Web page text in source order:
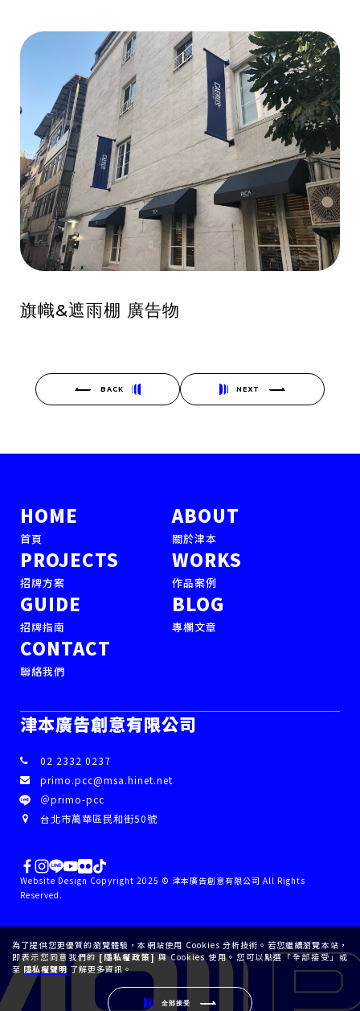
旗幟&遮雨棚 廣告物
BACK NEXT
津本廣告創意有限公司
02 2332 0237
primo.pcc@msa.hinet.net
＠primo-pcc
台北市萬華區民和街50號
HOME
首頁
ABOUT
關於津本
PROJECTS
招牌方案
WORKS
作品案例
GUIDE
招牌指南
BLOG
專欄文章
CONTACT
聯絡我們
Website Design Copyright 2025 © 津本廣告創意有限公司 All Rights
Reserved.
為了提供您更優質的瀏覽體驗，本網站使用 Cookies 分析技術。若您繼續瀏覽本站，
即表示您同意我們的 [隱私權政策] 與 Cookies 使用。您可以點選「全部接受」或
至 隱私權聲明 了解更多資訊。
全部接受